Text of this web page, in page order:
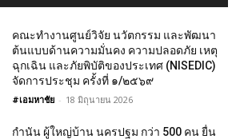
คณะทำงานศูนย์วิจัย นวัตกรรม และพัฒนา
ต้นแบบด้านความมั่นคง ความปลอดภัย เหตุ
ฉุกเฉิน และภัยพิบัติของประเทศ (NISEDIC)
จัดการประชุม ครั้งที่ ๑/๒๕๖๙
#เอมหาชัย - 18 มิถุนายน 2026
กำนัน ผู้ใหญ่บ้าน นครปฐม กว่า 500 คน ยื่น